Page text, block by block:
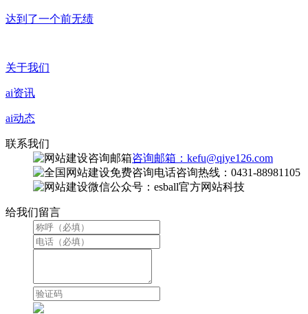
达到了一个前无绩
关于我们
ai资讯
ai动态
联系我们
咨询邮箱：kefu@qiye126.com
咨询热线：0431-88981105
微信公众号：esball官方网站科技
给我们留言